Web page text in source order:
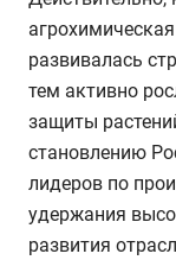
развивалась
тем активно
защиты
становлению
лидеров по
удержания
развития